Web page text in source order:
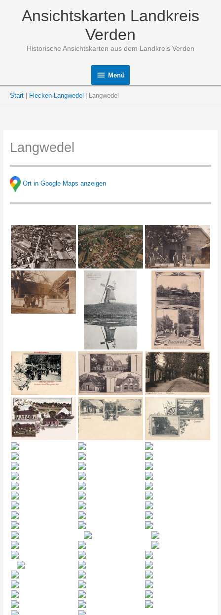
Ansichtskarten Landkreis
Verden
Historische Ansichtskarten aus dem Landkreis Verden
Menü
Menü
Start Flecken Langwedel Langwedel
Langwedel
Ort in Google Maps anzeigen